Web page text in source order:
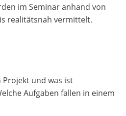
im Seminar anhand von
realitätsnah vermittelt.
Projekt und was ist
Aufgaben fallen in einem